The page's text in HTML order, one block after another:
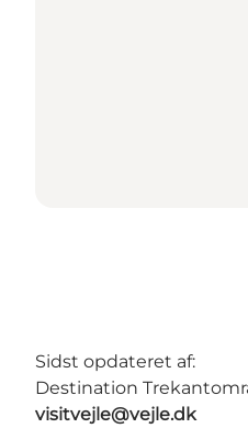
Sidst opdateret af:
Destination
visitvejle@vejle.dk